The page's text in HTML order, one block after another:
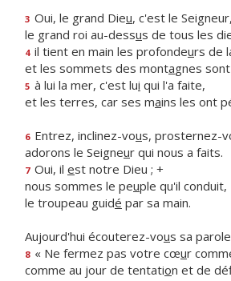
3 Oui, le grand Dieu, c'est le Seigneur,
le grand roi au-dessus de tous les
4 il tient en main les profondeurs de
et les sommets des montagnes sont
5 à lui la mer, c'est lui qui l'a faite,
et les terres, car ses mains les ont
6 Entrez, inclinez-vous, prosternez-
adorons le Seigneur qui nous a faits.
7 Oui, il est notre Dieu ; +
nous sommes le peuple qu'il conduit,
le troupeau guidé par sa main.
Aujourd'hui écouterez-vous sa
8 « Ne fermez pas votre cœur
comme au jour de tentation et de